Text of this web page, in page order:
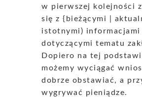
w pierwszej kolejności
się z {bieżącymi |
istotnymi) informacjami
dotyczącymi tematu
Dopiero na tej
możemy wyciągać
dobrze obstawiać, a
wygrywać pieniądze.